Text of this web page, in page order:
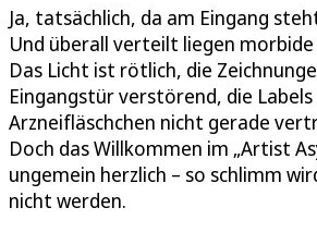
Ja, tatsächlich, da am Eingang
Und überall verteilt liegen
Das Licht ist rötlich, die
Eingangstür verstörend, die
Arzneifläschchen nicht gerade
Doch das Willkommen im „Artist
ungemein herzlich – so schlimm
nicht werden.